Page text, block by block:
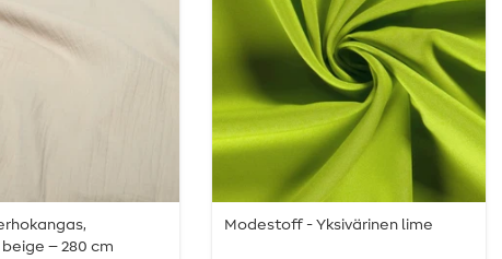
– 280 cm
Modestoff - Yksivärinen lime